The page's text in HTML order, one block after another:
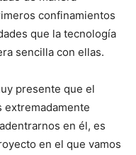
confinamientos
que la tecnología
sencilla con ellas.
presente que el
extremadamente
en él, es
en el que vamos